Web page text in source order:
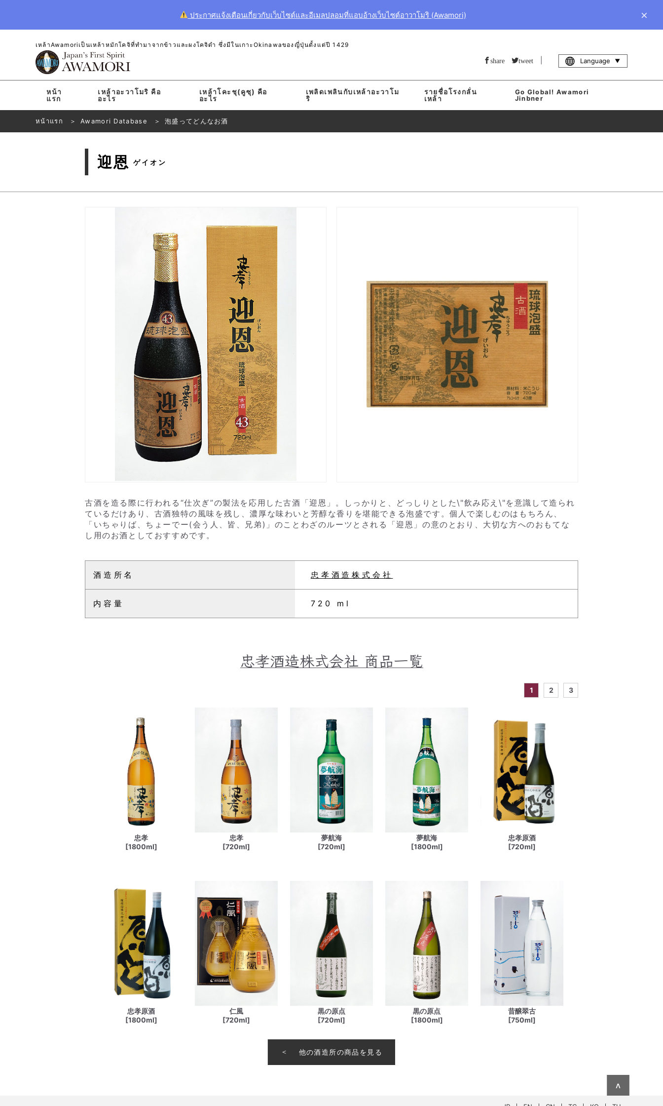
ประกาศแจ้งเตือนเกี่ยวกับเว็บไซต์และอีเมลปลอมที่แอบอ้างเว็บไซต์อาวาโมริ (Awamori) ×
เหล้าAwamoriเป็นเหล้าหมักโคจิที่ทำมาจากข้าวและผงโคจิดำ ซึ่งมีในเกาะOkinawaของญี่ปุ่นตั้งแต่ปี 1429
share tweet Language
หน้า
แรก
เหล้าอะวาโมริ คือ
อะไร
เหล้าโคะชุ(คูซุ) คือ
อะไร
เพลิดเพลินกับเหล้าอะวาโม
ริ
รายชื่อโรงกลั่น
เหล้า
Go Global! Awamori
Jinbner
หน้าแรก Awamori Database 泡盛ってどんなお酒
迎恩 ゲイオン
古酒を造る際に行われる“仕次ぎ”の製法を応用した古酒「迎恩」。しっかりと、どっしりとした\"飲み応え\"を意識して造られ
ているだけあり、古酒独特の風味を残し、濃厚な味わいと芳醇な香りを堪能できる泡盛です。個人で楽しむのはもちろん、
「いちゃりば、ちょーでー(会う人、皆、兄弟)」のことわざのルーツとされる「迎恩」の意のとおり、大切な方へのおもてな
し用のお酒としておすすめです。
酒造所名 忠孝酒造株式会社
内容量 720 ml
忠孝酒造株式会社 商品一覧
1 2 3
忠孝
[1800ml]
忠孝
[720ml]
夢航海
[720ml]
夢航海
[1800ml]
忠孝原酒
[720ml]
忠孝原酒
[1800ml]
仁風
[720ml]
黒の原点
[720ml]
黒の原点
[1800ml]
昔醸翠古
[750ml]
他の酒造所の商品を見る
∧